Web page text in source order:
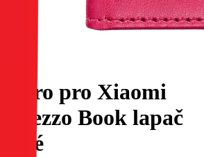
pro Xiaomi
Mezzo Book lapač